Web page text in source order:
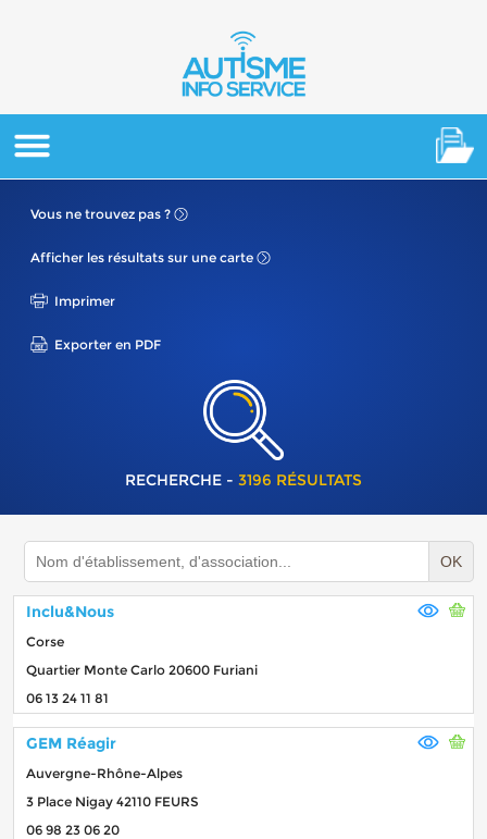
Vous ne trouvez pas ?
Afficher les résultats sur une carte
Imprimer
Exporter en PDF
RECHERCHE - 3196 RÉSULTATS
OK
Inclu&Nous
Corse
Quartier Monte Carlo 20600 Furiani
06 13 24 11 81
GEM Réagir
Auvergne-Rhône-Alpes
3 Place Nigay 42110 FEURS
06 98 23 06 20